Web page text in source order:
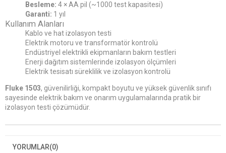
Besleme: 4 × AA pil (~1000 test kapasitesi)
Garanti: 1 yıl
Kullanım Alanları
Kablo ve hat izolasyon testi
Elektrik motoru ve transformatör kontrolü
Endüstriyel elektrikli ekipmanların bakım testleri
Enerji dağıtım sistemlerinde izolasyon ölçümleri
Elektrik tesisatı süreklilik ve izolasyon kontrolü
Fluke 1503, güvenilirliği, kompakt boyutu ve yüksek güvenlik sınıfı
sayesinde elektrik bakım ve onarım uygulamalarında pratik bir
izolasyon testi çözümüdür.
YORUMLAR(0)